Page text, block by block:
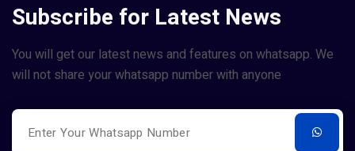
Subscribe for Latest News
You will get our latest news and features on whatsapp. We
will not share your whatsapp number with anyone